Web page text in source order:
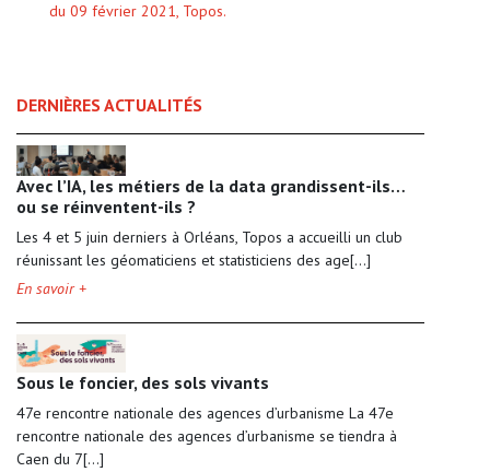
du 09 février 2021, Topos.
DERNIÈRES ACTUALITÉS
Avec l’IA, les métiers de la data grandissent-ils…
ou se réinventent-ils ?
Les 4 et 5 juin derniers à Orléans, Topos a accueilli un club
réunissant les géomaticiens et statisticiens des age[...]
En savoir +
Sous le foncier, des sols vivants
47e rencontre nationale des agences d’urbanisme La 47e
rencontre nationale des agences d’urbanisme se tiendra à
Caen du 7[...]